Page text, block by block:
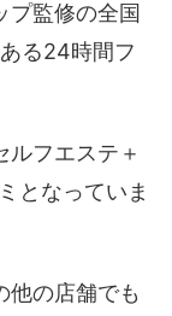
プ監修の全国
る24時間フ
フエステ＋
となっていま
の店舗でも